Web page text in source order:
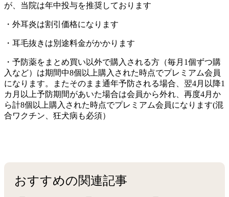
が、当院は年中投与を推奨しております
・外耳炎は割引価格になります
・耳毛抜きは別途料金がかかります
・予防薬をまとめ買い以外で購入される方（毎月1個ずつ購
入など）は期間中8個以上購入された時点でプレミアム会員
になります。またそのまま通年予防される場合、翌4月以降1
カ月以上予防期間があいた場合は会員から外れ、再度4月か
ら計8個以上購入された時点でプレミアム会員になります(混
合ワクチン、狂犬病も必須）
おすすめの関連記事